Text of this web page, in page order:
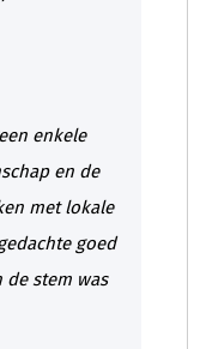
enkele
en de
met lokale
goed
de stem was